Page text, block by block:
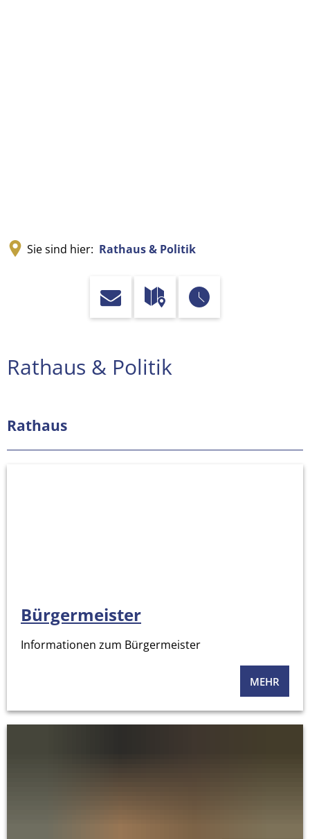
Sie sind hier: Rathaus & Politik
Rathaus
Politik
Rathaus & Politik
Rathaus
Bürgermeister
Informationen zum Bürgermeister
MEHR